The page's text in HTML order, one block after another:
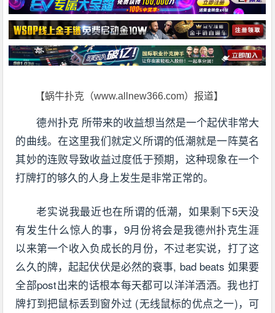
【蜗牛扑克（www.allnew366.com）报道】
德州扑克 所带来的收益想当然是一个起伏非常大
的曲线。在这里我们就定义所谓的低潮就是一阵莫名
其妙的连败导致收益过度低于预期，这种现象在一个
打牌打的够久的人身上发生是非常正常的。
老实说我最近也在所谓的低潮，如果剩下5天没
有发生什么惊人的事，9月份将会是我德州扑克生涯
以来第一个收入负成长的月份，不过老实说，打了这
么久的牌，起起伏伏是必然的衰事, bad beats 如果要
全部post出来的话根本每天都可以洋洋洒洒。我也打
牌打到把鼠标丢到窗外过 (无线鼠标的优点之一)，可